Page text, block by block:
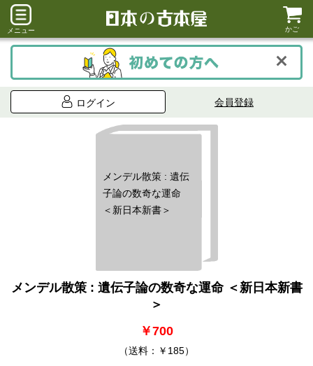
メニュー かご
ログイン 会員登録
メンデル散策 : 遺伝
子論の数奇な運命
＜新日本新書＞
メンデル散策 : 遺伝子論の数奇な運命 ＜新日本新書
＞
￥700
（送料：￥185）